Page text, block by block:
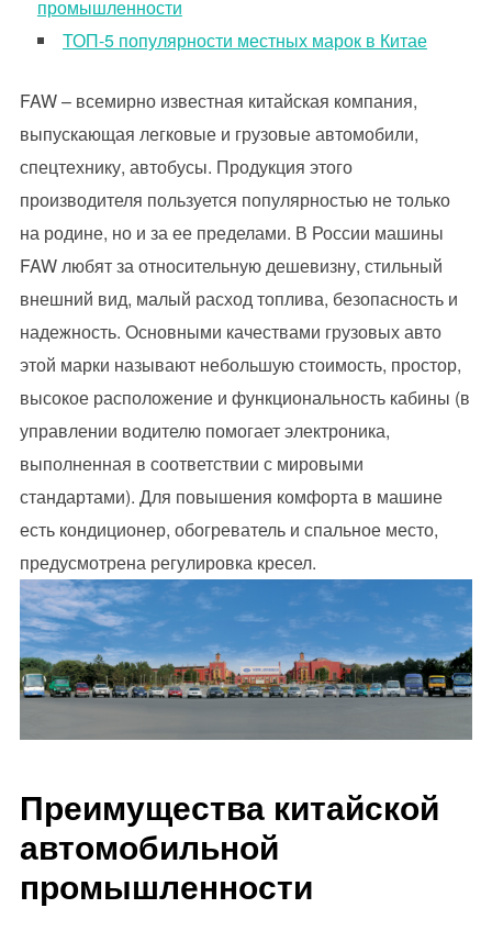
промышленности
ТОП-5 популярности местных марок в Китае
FAW – всемирно известная китайская компания,
выпускающая легковые и грузовые автомобили,
спецтехнику, автобусы. Продукция этого
производителя пользуется популярностью не только
на родине, но и за ее пределами. В России машины
FAW любят за относительную дешевизну, стильный
внешний вид, малый расход топлива, безопасность и
надежность. Основными качествами грузовых авто
этой марки называют небольшую стоимость, простор,
высокое расположение и функциональность кабины (в
управлении водителю помогает электроника,
выполненная в соответствии с мировыми
стандартами). Для повышения комфорта в машине
есть кондиционер, обогреватель и спальное место,
предусмотрена регулировка кресел.
Преимущества китайской
автомобильной
промышленности